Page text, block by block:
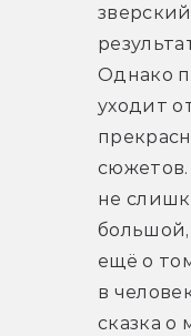
Однако
уходит
не
большой,
ещё о
в
сказка о